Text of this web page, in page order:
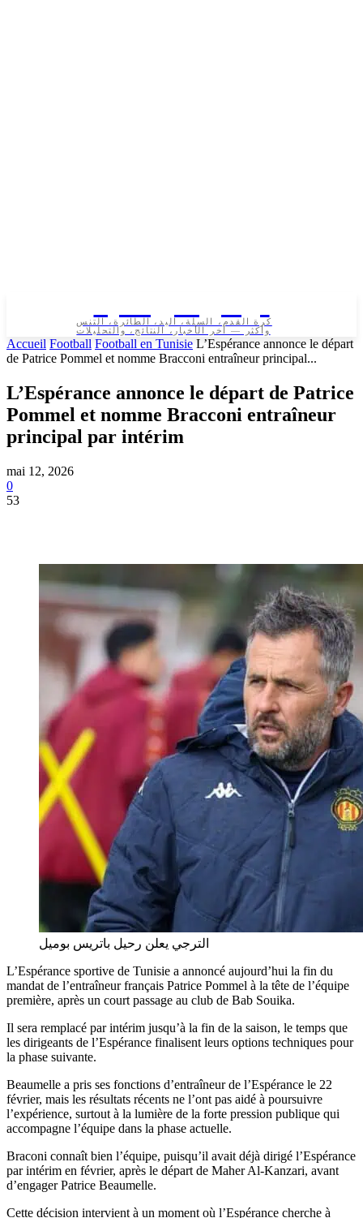
كرة القدم، السلة، اليد، الطائرة، التنس
وأكثر — آخر الأخبار، النتائج، والتحليلات
Accueil Football Football en Tunisie L’Espérance annonce le départ
de Patrice Pommel et nomme Bracconi entraîneur principal...
L’Espérance annonce le départ de Patrice
Pommel et nomme Bracconi entraîneur
principal par intérim
mai 12, 2026
0
53
الترجي يعلن رحيل باتريس بوميل
L’Espérance sportive de Tunisie a annoncé aujourd’hui la fin du
mandat de l’entraîneur français Patrice Pommel à la tête de l’équipe
première, après un court passage au club de Bab Souika.
Il sera remplacé par intérim jusqu’à la fin de la saison, le temps que
les dirigeants de l’Espérance finalisent leurs options techniques pour
la phase suivante.
Beaumelle a pris ses fonctions d’entraîneur de l’Espérance le 22
février, mais les résultats récents ne l’ont pas aidé à poursuivre
l’expérience, surtout à la lumière de la forte pression publique qui
accompagne l’équipe dans la phase actuelle.
Braconi connaît bien l’équipe, puisqu’il avait déjà dirigé l’Espérance
par intérim en février, après le départ de Maher Al-Kanzari, avant
d’engager Patrice Beaumelle.
Cette décision intervient à un moment où l’Espérance cherche à